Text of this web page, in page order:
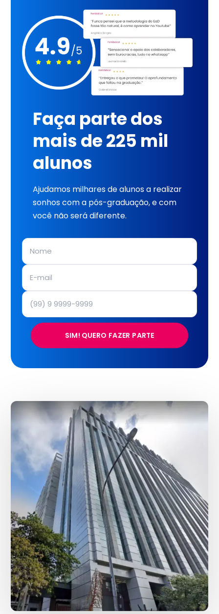
Faça parte dos
mais de 225 mil
alunos
Ajudamos milhares de alunos a realizar
sonhos com a pós-graduação, e com
você não será diferente.
SIM! QUERO FAZER PARTE